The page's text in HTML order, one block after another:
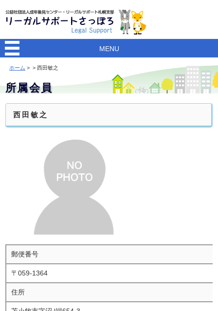
MENU
ホーム > > 西田敏之
所属会員
西田敏之
郵便番号
〒059-1364
住所